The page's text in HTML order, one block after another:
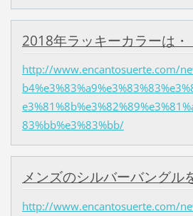
2018年ラッキーカラーは・
http://www.encantosuerte.com/
83%bb%e3%83%bb/
メンズのシルバーバングル
http://www.encantosuerte.com/